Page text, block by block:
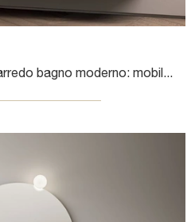
Ottieni informazioni sull'arredo bagno moderno: mobili bagno sospesi in laccato opaco come il modello Kasa 10 di Artesi ti attendono.